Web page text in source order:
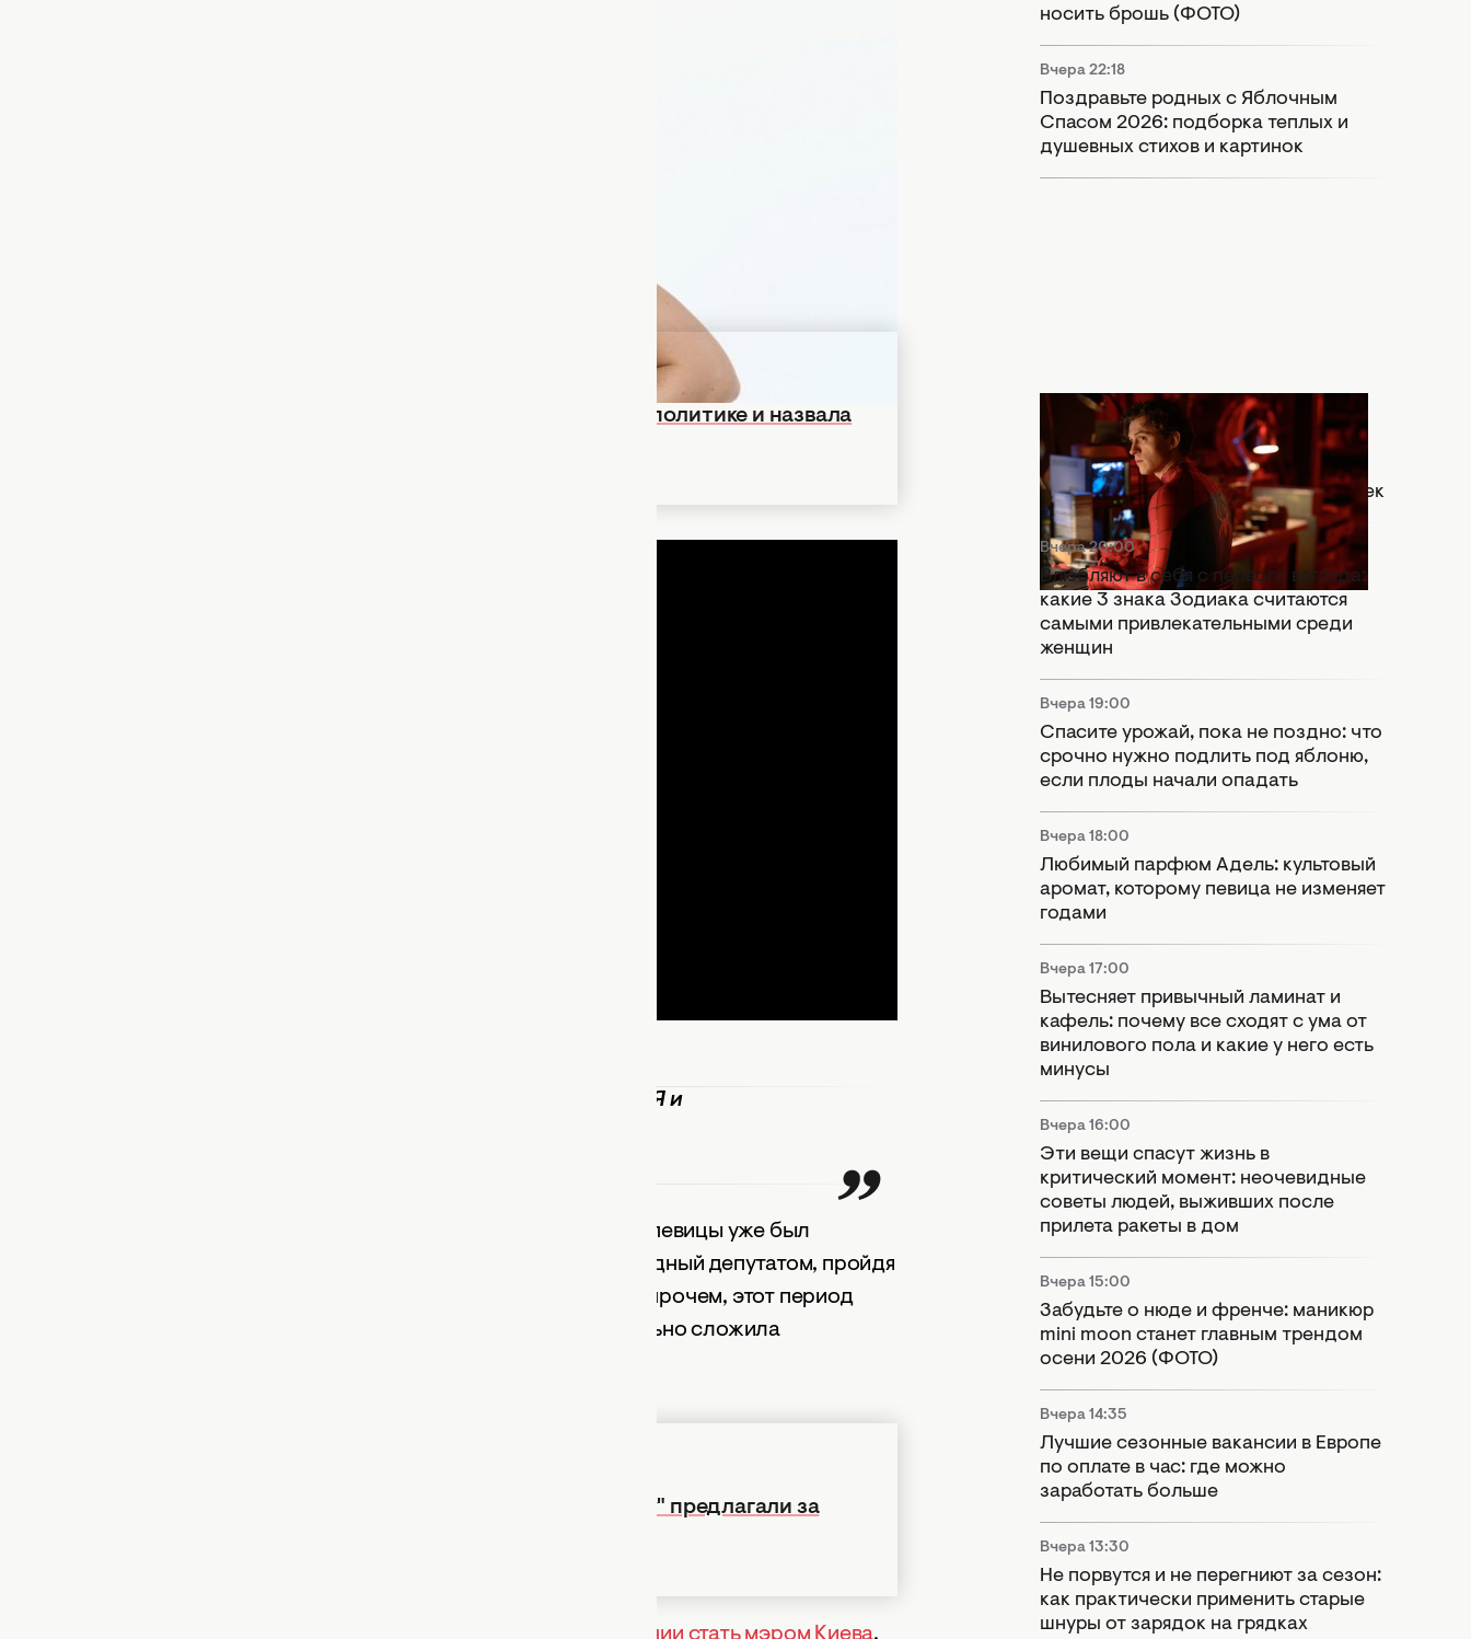
Телеведущая Маша Ефросинина заговорила о политике и назвала
Я бы не взяла трубку. Я очень волнуюсь по этой теме. Я и
Но здесь возникает легкий диссонанс, потому что у певицы уже был
политический опыт. В 2012 году Огневич стала народный депутатом, пройдя
в парламент от Радикальной партии Олега Ляшко. Впрочем, этот период
длился недолго. Уже в 2015 году артистка добровольно сложила
Андрей Хливнюк рассказал, сколько "Бумбоксу" предлагали за
Мария Тиха заявила о намерении стать мэром Киева.
носить брошь (ФОТО)
Вчера 22:18
Поздравьте родных с Яблочным
Спасом 2026: подборка теплых и
душевных стихов и картинок
Вчера 20:30
Что означает сцена после титров
"Человек-паук: Абсолютно новый
день": Marvel оставили важный намек
Вчера 20:00
Влюбляют в себя с первого взгляда:
какие 3 знака Зодиака считаются
самыми привлекательными среди
женщин
Вчера 19:00
Спасите урожай, пока не поздно: что
срочно нужно подлить под яблоню,
если плоды начали опадать
Вчера 18:00
Любимый парфюм Адель: культовый
аромат, которому певица не изменяет
годами
Вчера 17:00
Вытесняет привычный ламинат и
кафель: почему все сходят с ума от
винилового пола и какие у него есть
минусы
Вчера 16:00
Эти вещи спасут жизнь в
критический момент: неочевидные
советы людей, выживших после
прилета ракеты в дом
Вчера 15:00
Забудьте о нюде и френче: маникюр
mini moon станет главным трендом
осени 2026 (ФОТО)
Вчера 14:35
Лучшие сезонные вакансии в Европе
по оплате в час: где можно
заработать больше
Вчера 13:30
Не порвутся и не перегниют за сезон:
как практически применить старые
шнуры от зарядок на грядках